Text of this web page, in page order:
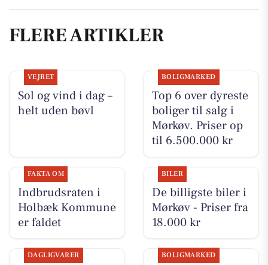
FLERE ARTIKLER
VEJRET
Sol og vind i dag –
helt uden bøvl
BOLIGMARKED
Top 6 over dyreste
boliger til salg i
Mørkøv. Priser op
til 6.500.000 kr
FAKTA OM
Indbrudsraten i
Holbæk Kommune
er faldet
BILER
De billigste biler i
Mørkøv - Priser fra
18.000 kr
DAGLIGVARER BOLIGMARKED